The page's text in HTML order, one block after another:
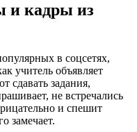
и кадры из
в соцсетях,
учитель объявляет
сдавать задания,
не встречались
и спешит
замечает.